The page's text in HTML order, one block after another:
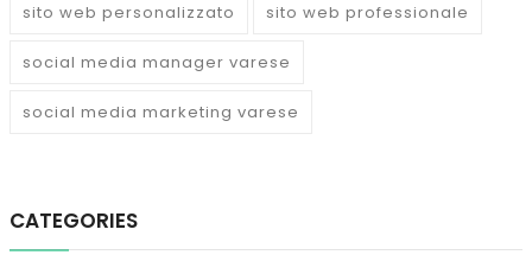
sito web personalizzato sito web professionale
social media manager varese
social media marketing varese
CATEGORIES